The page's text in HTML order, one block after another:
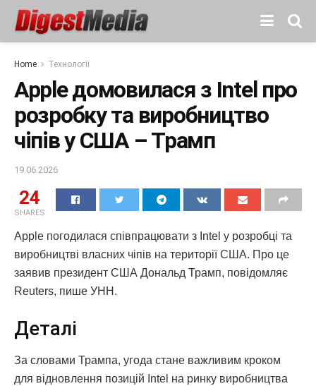
Home Технології
Apple домовилася з Intel про
розробку та виробництво
чіпів у США – Трамп
19.06.2026
24
SHARES
Apple погодилася співпрацювати з Intel у розробці та
виробництві власних чіпів на території США. Про це
заявив президент США Дональд Трамп, повідомляє
Reuters, пише УНН.
Деталі
За словами Трампа, угода стане важливим кроком
для відновлення позицій Intel на ринку виробництва